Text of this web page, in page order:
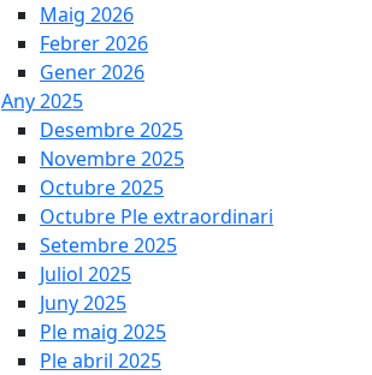
Maig 2026
Febrer 2026
Gener 2026
Any 2025
Desembre 2025
Novembre 2025
Octubre 2025
Octubre Ple extraordinari
Setembre 2025
Juliol 2025
Juny 2025
Ple maig 2025
Ple abril 2025